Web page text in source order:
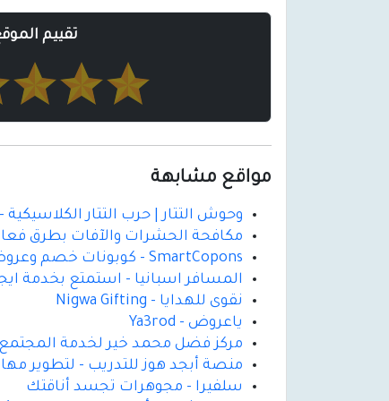
تقييم
مواقع مشابهة
وحوش التتار | حرب التتار
مكافحة الحشرات والآفات بطرق
SmartCopons - كوبونات خصم وعروض التسوق
المسافر اسبانيا - استمتع بخدمة
نقوى للهدايا - Nigwa Gifting
ياعروض - Ya3rod
مركز فضل محمد خير لخدمة
منصة أبجد هوز للتدريب - لتطوير
سلفيرا - مجوهرات تجسد أناقتك